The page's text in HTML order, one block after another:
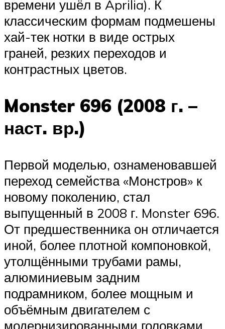
времени ушёл в Aprilia). К
классическим формам подмешены
хай-тек нотки в виде острых
граней, резких переходов и
контрастных цветов.
Monster 696 (2008 г. –
наст. вр.)
Первой моделью, ознаменовавшей
переход семейства «Монстров» к
новому поколению, стал
выпущенный в 2008 г. Monster 696.
От предшественника он отличается
иной, более плотной компоновкой,
утолщёнными трубами рамы,
алюминиевым задним
подрамником, более мощным и
объёмным двигателем с
модернизированными головками